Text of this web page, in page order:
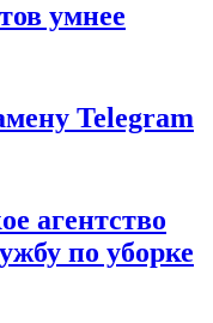
умнее
Telegram
агентство
по уборке